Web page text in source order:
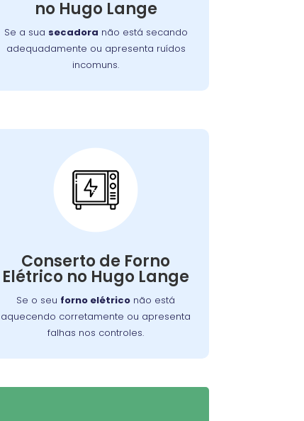
no Hugo Lange
Se a sua secadora não está secando
adequadamente ou apresenta ruídos
incomuns.
garantindo o funcionamento eficiente do
Conserto de Forno
Elétrico no Hugo Lange
Se o seu forno elétrico não está
aquecendo corretamente ou apresenta
falhas nos controles.
Conserto de Forno
Elétrico:
reparar o problema, permitindo que
você continue a preparar suas refeições
favoritas sem interrupções.